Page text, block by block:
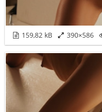
159,82 kB 390×586